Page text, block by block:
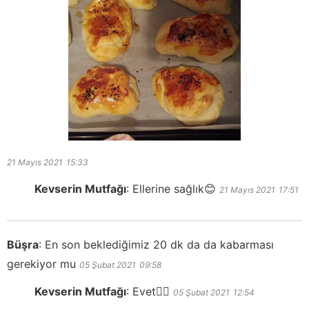
21 Mayıs 2021 15:33
Kevserin Mutfağı: Ellerine sağlık😊 21 Mayıs 2021 17:51
Büşra: En son beklediğimiz 20 dk da da kabarması
gerekiyor mu 05 Şubat 2021 09:58
Kevserin Mutfağı: Evet👍🏻 05 Şubat 2021 12:54